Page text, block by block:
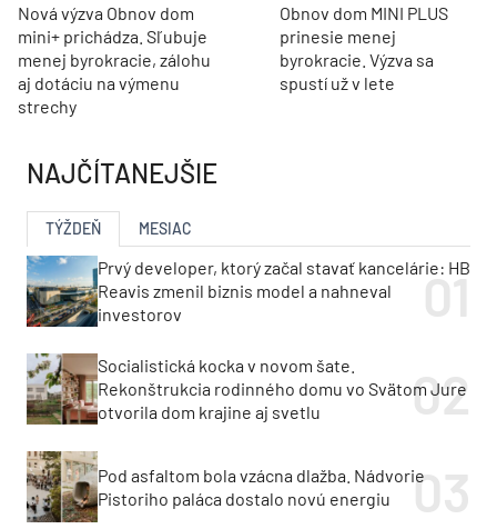
Nová výzva Obnov dom
mini+ prichádza. Sľubuje
menej byrokracie, zálohu
aj dotáciu na výmenu
strechy
Obnov dom MINI PLUS
prinesie menej
byrokracie. Výzva sa
spustí už v lete
NAJČÍTANEJŠIE
TÝŽDEŇ MESIAC
Prvý developer, ktorý začal stavať kancelárie: HB
Reavis zmenil biznis model a nahneval
investorov
Socialistická kocka v novom šate.
Rekonštrukcia rodinného domu vo Svätom Jure
otvorila dom krajine aj svetlu
Pod asfaltom bola vzácna dlažba. Nádvorie
Pistoriho paláca dostalo novú energiu